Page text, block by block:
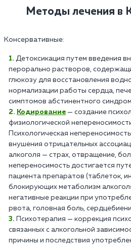
Методы лечения в
Консервативные:
Детоксикация путем введения
перорально растворов,
глюкозу для восстановления
нормализации работы сердца,
симптомов абстинентного
Кодирование — создание
физиологической
Психологическая
внушения отрицательных
алкоголя — страх, отвращение,
непереносимость достигается
пациента препаратов (таблеток,
блокирующих метаболизм
негативные реакции при
рвота, головная боль,
Психотерапия — коррекция
связанных с алкогольной
причины и последствия